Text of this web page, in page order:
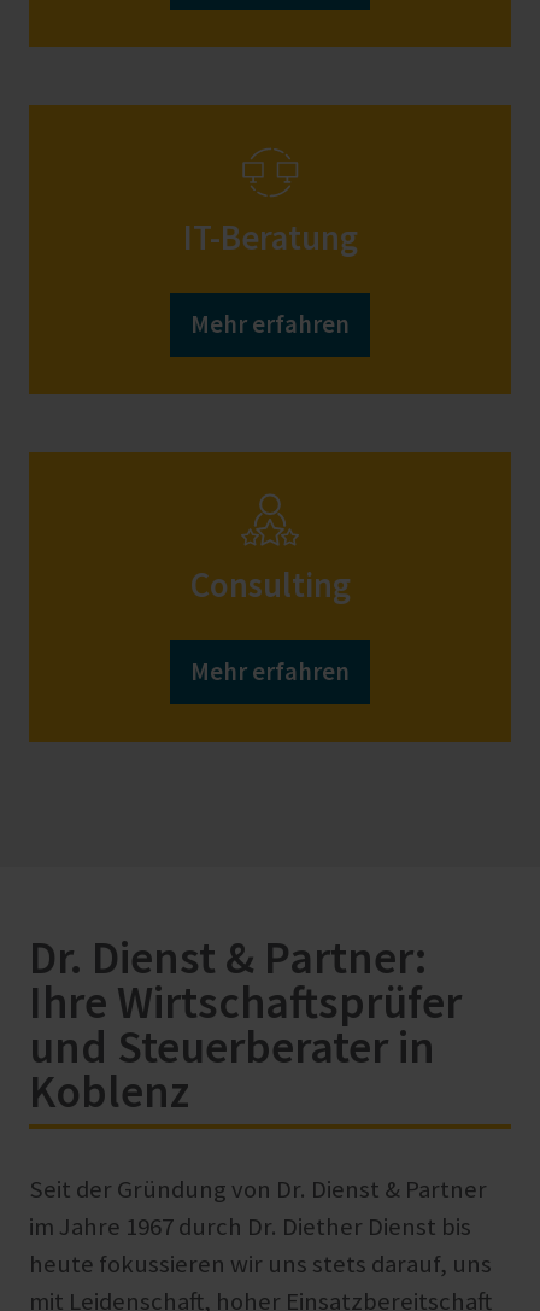
IT-Beratung
Mehr erfahren
Consulting
Mehr erfahren
Dr. Dienst & Partner:
Ihre Wirtschaftsprüfer
und Steuerberater in
Koblenz
Seit der Gründung von Dr. Dienst & Partner
im Jahre 1967 durch Dr. Diether Dienst bis
heute fokussieren wir uns stets darauf, uns
mit Leidenschaft, hoher Einsatzbereitschaft